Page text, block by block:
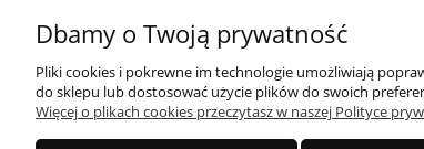
KONTAKT
sklep@qdecor.pl
MOJE KONTO
Twoje
Dbamy o Twoją prywatność
Pliki cookies i pokrewne im technologie umożliwiają
do sklepu lub dostosować użycie plików do swoich
Więcej o plikach cookies przeczytasz w naszej Polityce